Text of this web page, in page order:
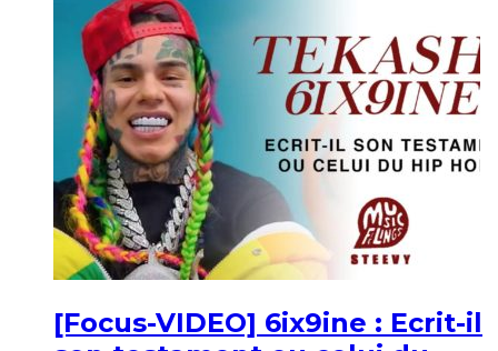
[Focus-VIDEO] 6ix9ine : Ecrit-il